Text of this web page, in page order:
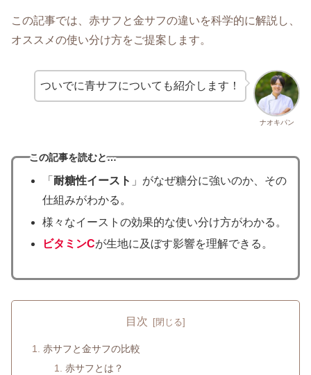
この記事では、赤サフと金サフの違いを科学的に解説し、
オススメの使い分け方をご提案します。
ナオキパン
ついでに青サフについても紹介します！
この記事を読むと…
「 耐糖性イースト 」がなぜ糖分に強いのか、その
仕組みがわかる。
様々なイーストの効果的な使い分け方がわかる。
ビタミンCが生地に及ぼす影響を理解できる。
目次
赤サフと金サフの比較
赤サフとは？